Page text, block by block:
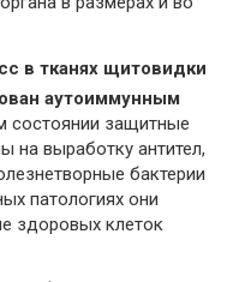
в тканях щитовидки
аутоиммунным
состоянии защитные
на выработку антител,
бактерии
патологиях они
здоровых клеток